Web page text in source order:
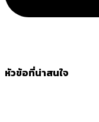
หัวข้อที่น่าสนใจ